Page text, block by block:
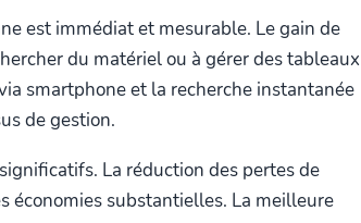
est immédiat et mesurable. Le gain de
du matériel ou à gérer des tableaux
smartphone et la recherche instantanée
de gestion.
La réduction des pertes de
économies substantielles. La meilleure